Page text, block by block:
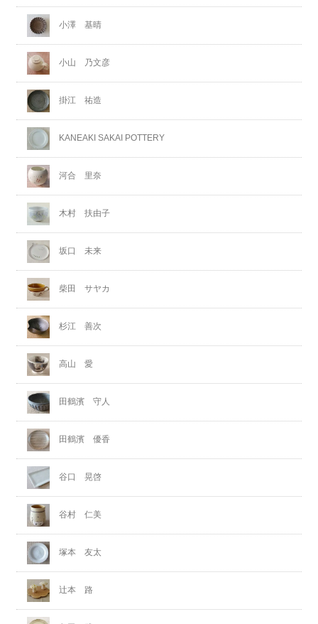
小澤 基晴
小山 乃文彦
掛江 祐造
KANEAKI SAKAI POTTERY
河合 里奈
木村 扶由子
坂口 未来
柴田 サヤカ
杉江 善次
高山 愛
田鶴濱 守人
田鶴濱 優香
谷口 晃啓
谷村 仁美
塚本 友太
辻本 路